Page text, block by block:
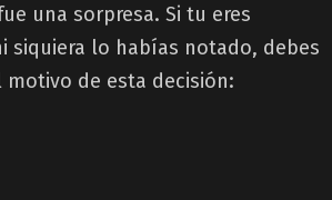
una sorpresa. Si tu eres
siquiera lo habías notado, debes
de esta decisión: